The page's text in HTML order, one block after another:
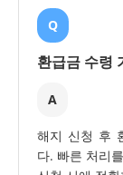
Q
환급금 수령
A
해지 신청 후
다. 빠른 처리